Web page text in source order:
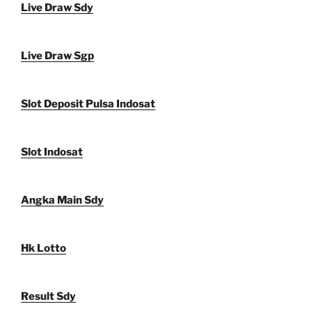
Live Draw Sdy
Live Draw Sgp
Slot Deposit Pulsa Indosat
Slot Indosat
Angka Main Sdy
Hk Lotto
Result Sdy